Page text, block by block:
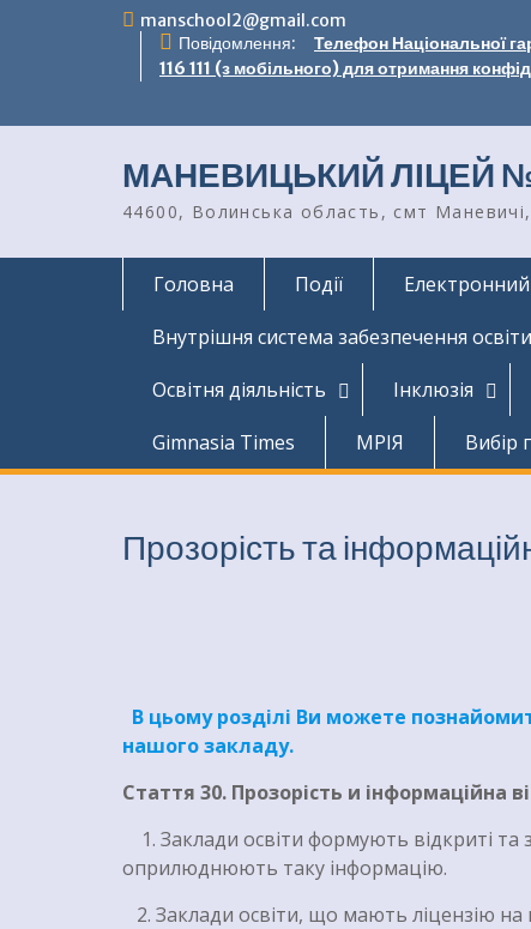
manschool2@gmail.com
Повідомлення:
Телефон Національної
116 111 (з мобільного) для отримання
МАНЕВИЦЬКИЙ ЛІЦЕЙ
44600, Волинська область, смт
Головна Події
Внутрішня система забезпечення освіти
Освітня діяльність
Інклюзія
Gimnasia Times
МРІЯ Вибір
Прозорість та
В цьому розділі Ви можете
нашого закладу.
Стаття 30. Прозорість и інформаційна
1. Заклади освіти формують відкриті та
оприлюднюють таку інформацію.
2. Заклади освіти, що мають ліцензію на